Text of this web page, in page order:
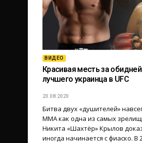
ВИДЕО
Красивая месть за
лучшего украинца в UFC
20.08.2020
Битва двух «душителей»
ММА как одна из самых
Никита «Шахтёр» Крылов
иногда начинается с фиаско. В